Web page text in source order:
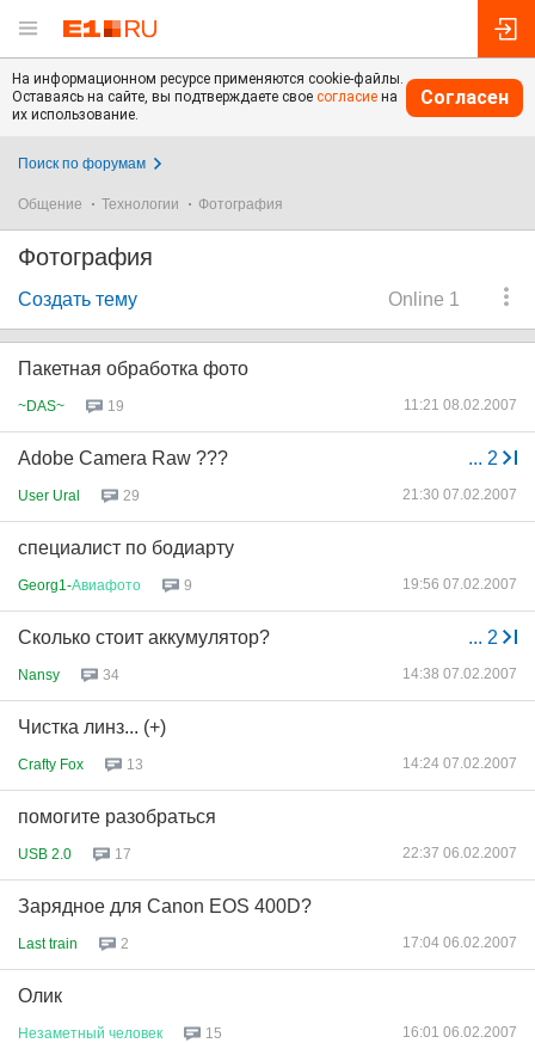
На информационном ресурсе применяются cookie-файлы.
Оставаясь на сайте, вы подтверждаете свое согласие на
их использование.
Согласен
Поиск по форумам
Общение Технологии Фотография
Фотография
Online 1
Создать тему
Пакетная обработка фото
~DAS~ 19 11:21 08.02.2007
... 2
Adobe Camera Raw ???
User Ural 29 21:30 07.02.2007
специалист по бодиарту
Georg1-Авиафото 9 19:56 07.02.2007
... 2
Сколько стоит аккумулятор?
Nansy 34 14:38 07.02.2007
Чистка линз... (+)
Crafty Fox 13 14:24 07.02.2007
помогите разобраться
USB 2.0 17 22:37 06.02.2007
Зарядное для Canon EOS 400D?
Last train 2 17:04 06.02.2007
Олик
Незаметный человек 15 16:01 06.02.2007